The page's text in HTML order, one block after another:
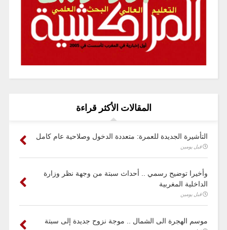
المقالات الأكثر قراءة
التأشيرة الجديدة للعمرة: متعددة الدخول وصلاحية عام كامل
قبل يومين
وأخيرا توضيح رسمي .. أحداث سبتة من وجهة نظر وزارة
الداخلية المغربية
قبل يومين
موسم الهجرة الى الشمال .. موجة نزوح جديدة إلى سبتة